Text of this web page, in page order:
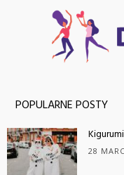
POPULARNE POSTY
28